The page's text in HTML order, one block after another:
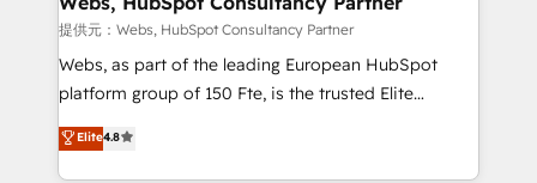
Blue Frog in the HubSpot ecosystem leading the
way for customers!" - Yamini Rangan, CEO of
HubSpot “Our experience with the team at Blue Frog
of experience and quality of skilled staff has earned
them a trusted reputation within the HubSpot
提供元：Webs, HubSpot Consultancy Partner
Webs, as part of the leading European HubSpot
platform group of 150 Fte, is the trusted Elite
HubSpot CRM Partner offering you a roadmap on
maximizing EBITDA and achieving Commercial
Elite4.8